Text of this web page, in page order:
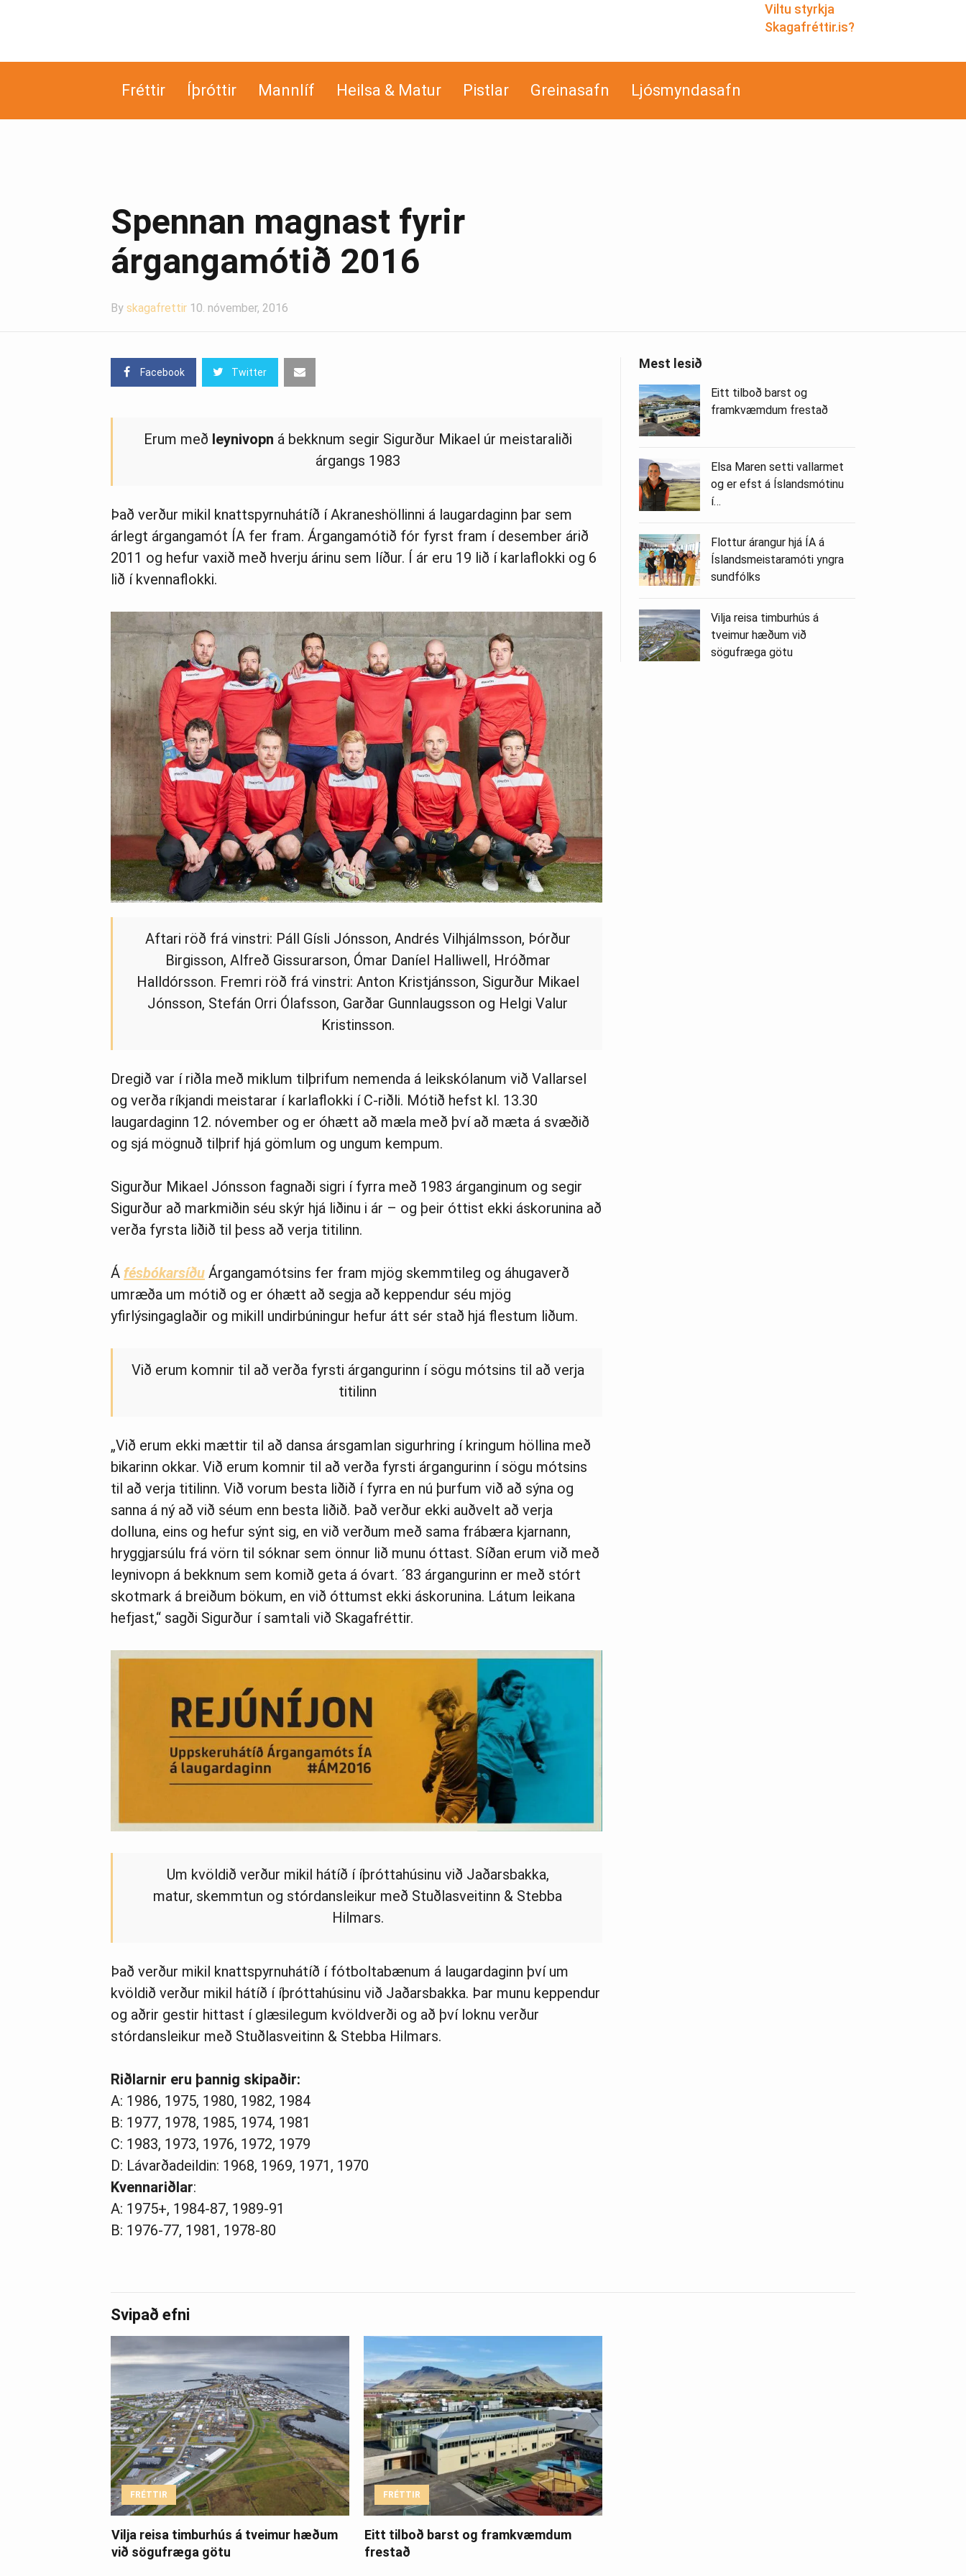
Viltu styrkja
Skagafréttir.is?
Fréttir Íþróttir Mannlíf Heilsa & Matur Pistlar Greinasafn Ljósmyndasafn
Spennan magnast fyrir
árgangamótið 2016
By skagafrettir 10. nóvember, 2016
Facebook Twitter
Erum með leynivopn á bekknum segir Sigurður Mikael úr meistaraliði
árgangs 1983
Það verður mikil knattspyrnuhátíð í Akraneshöllinni á laugardaginn þar sem
árlegt árgangamót ÍA fer fram. Árgangamótið fór fyrst fram í desember árið
2011 og hefur vaxið með hverju árinu sem líður. Í ár eru 19 lið í karlaflokki og 6
lið í kvennaflokki.
Aftari röð frá vinstri: Páll Gísli Jónsson, Andrés Vilhjálmsson, Þórður
Birgisson, Alfreð Gissurarson, Ómar Daníel Halliwell, Hróðmar
Halldórsson. Fremri röð frá vinstri: Anton Kristjánsson, Sigurður Mikael
Jónsson, Stefán Orri Ólafsson, Garðar Gunnlaugsson og Helgi Valur
Kristinsson.
Dregið var í riðla með miklum tilþrifum nemenda á leikskólanum við Vallarsel
og verða ríkjandi meistarar í karlaflokki í C-riðli. Mótið hefst kl. 13.30
laugardaginn 12. nóvember og er óhætt að mæla með því að mæta á svæðið
og sjá mögnuð tilþrif hjá gömlum og ungum kempum.
Sigurður Mikael Jónsson fagnaði sigri í fyrra með 1983 árganginum og segir
Sigurður að markmiðin séu skýr hjá liðinu i ár – og þeir óttist ekki áskorunina að
verða fyrsta liðið til þess að verja titilinn.
Á fésbókarsíðu Árgangamótsins fer fram mjög skemmtileg og áhugaverð
umræða um mótið og er óhætt að segja að keppendur séu mjög
yfirlýsingaglaðir og mikill undirbúningur hefur átt sér stað hjá flestum liðum.
Við erum komnir til að verða fyrsti árgangurinn í sögu mótsins til að verja
titilinn
„Við erum ekki mættir til að dansa ársgamlan sigurhring í kringum höllina með
bikarinn okkar. Við erum komnir til að verða fyrsti árgangurinn í sögu mótsins
til að verja titilinn. Við vorum besta liðið í fyrra en nú þurfum við að sýna og
sanna á ný að við séum enn besta liðið. Það verður ekki auðvelt að verja
dolluna, eins og hefur sýnt sig, en við verðum með sama frábæra kjarnann,
hryggjarsúlu frá vörn til sóknar sem önnur lið munu óttast. Síðan erum við með
leynivopn á bekknum sem komið geta á óvart. ´83 árgangurinn er með stórt
skotmark á breiðum bökum, en við óttumst ekki áskorunina. Látum leikana
hefjast,“ sagði Sigurður í samtali við Skagafréttir.
Um kvöldið verður mikil hátíð í íþróttahúsinu við Jaðarsbakka,
matur, skemmtun og stórdansleikur með Stuðlasveitinn & Stebba
Hilmars.
Það verður mikil knattspyrnuhátíð í fótboltabænum á laugardaginn því um
kvöldið verður mikil hátíð í íþróttahúsinu við Jaðarsbakka. Þar munu keppendur
og aðrir gestir hittast í glæsilegum kvöldverði og að því loknu verður
stórdansleikur með Stuðlasveitinn & Stebba Hilmars.
Riðlarnir eru þannig skipaðir:
A: 1986, 1975, 1980, 1982, 1984
B: 1977, 1978, 1985, 1974, 1981
C: 1983, 1973, 1976, 1972, 1979
D: Lávarðadeildin: 1968, 1969, 1971, 1970
Kvennariðlar:
A: 1975+, 1984-87, 1989-91
B: 1976-77, 1981, 1978-80
Mest lesið
Eitt tilboð barst og
framkvæmdum frestað
Elsa Maren setti vallarmet
og er efst á Íslandsmótinu
í…
Flottur árangur hjá ÍA á
Íslandsmeistaramóti yngra
sundfólks
Vilja reisa timburhús á
tveimur hæðum við
sögufræga götu
Svipað efni
FRÉTTIR
Vilja reisa timburhús á tveimur hæðum
við sögufræga götu
FRÉTTIR
Eitt tilboð barst og framkvæmdum
frestað